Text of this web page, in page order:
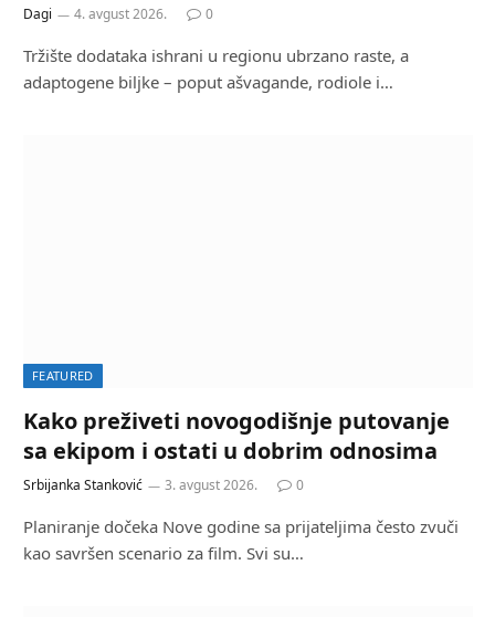
Dagi 4. avgust 2026. 0
Tržište dodataka ishrani u regionu ubrzano raste, a
adaptogene biljke – poput ašvagande, rodiole i…
FEATURED
Kako preživeti novogodišnje putovanje
sa ekipom i ostati u dobrim odnosima
Srbijanka Stanković 3. avgust 2026. 0
Planiranje dočeka Nove godine sa prijateljima često zvuči
kao savršen scenario za film. Svi su…